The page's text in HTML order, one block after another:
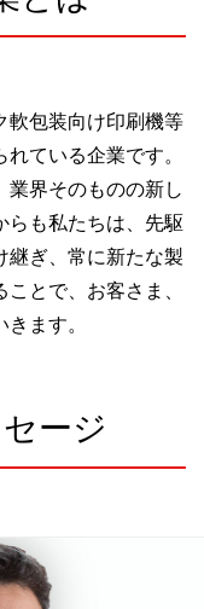
軟包装向け印刷機等
ている企業です。
業界そのものの新し
らも私たちは、先駆
継ぎ、常に新たな製
とで、お客さま、
ます。
ージ